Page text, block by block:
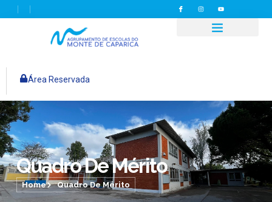
Área Reservada
Quadro De Mérito
Home Quadro De Mérito